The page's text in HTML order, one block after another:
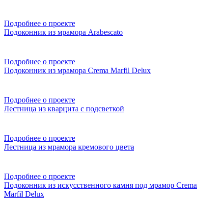
Подробнее о проекте
Подоконник из мрамора Arabescato
Подробнее о проекте
Подоконник из мрамора Crema Marfil Delux
Подробнее о проекте
Лестница из кварцита с подсветкой
Подробнее о проекте
Лестница из мрамора кремового цвета
Подробнее о проекте
Подоконник из искусственного камня под мрамор Crema
Marfil Delux